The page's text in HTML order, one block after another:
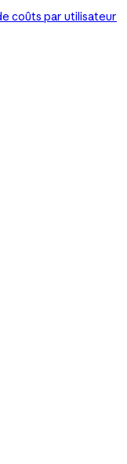
coûts par utilisateur